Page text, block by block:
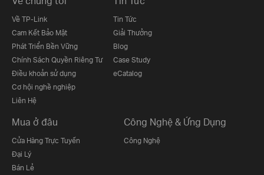
Về TP-Link
Cam Kết Bảo Mật
Phát Triển Bền Vững
Chính Sách Quyền Riêng Tư
Điều khoản sử dụng
Cơ hội nghề nghiệp
Liên Hệ
Tin Tức
Giải Thưởng
Blog
Case Study
eCatalog
Mua ở đâu
Cửa Hàng Trực Tuyến
Đại Lý
Bán Lẻ
Công Nghệ & Ứng Dụng
Công Nghệ